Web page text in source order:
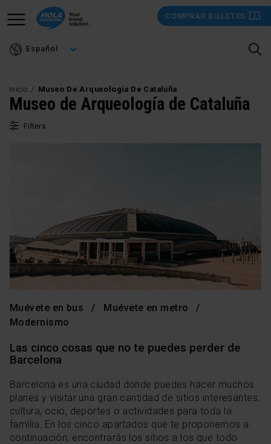
Pasar
COMPRAR BILLETES
Español
Inicio Museo De Arqueología De Cataluña
Museo de Arqueología de Cataluña
Filters
Muévete en bus
Muévete en metro
Modernismo
Las cinco cosas que no te puedes perder de
Barcelona
Barcelona es una ciudad donde puedes hacer muchos
planes y visitar una gran cantidad de sitios interesantes:
cultura, ocio, deportes o actividades para toda la
familia. En los cinco apartados que te proponemos a
continuación, encontrarás los sitios a los que todo